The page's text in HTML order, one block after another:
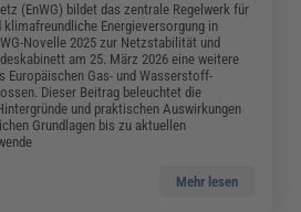
(EnWG) bildet das zentrale Regelwerk für
Energieversorgung in
Novelle 2025 zur Netzstabilität und
am 25. März 2026 eine weitere
Europäischen Gas- und Wasserstoff-
Dieser Beitrag beleuchtet die
und praktischen Auswirkungen
Grundlagen bis zu aktuellen
Mehr lesen